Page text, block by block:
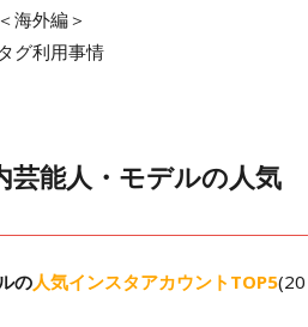
海外編＞
グ利用事情
芸能人・モデルの人気
の人気インスタアカウントTOP5(20